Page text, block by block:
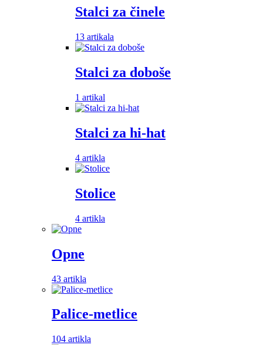
Stalci za činele
13 artikala
Stalci za doboše
1 artikal
Stalci za hi-hat
4 artikla
Stolice
4 artikla
Opne
43 artikla
Palice-metlice
104 artikla